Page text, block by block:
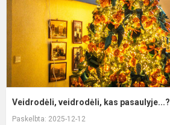
Veidrodėli, veidrodėli, kas pasaulyje...?
Paskelbta: 2025-12-12